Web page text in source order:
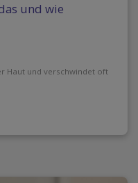
und wie
Haut und verschwindet oft